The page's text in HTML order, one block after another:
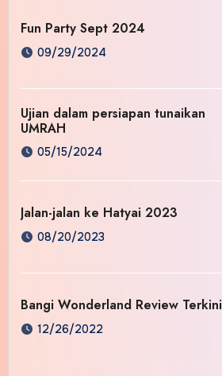
Fun Party Sept 2024
09/29/2024
Ujian dalam persiapan tunaikan
UMRAH
05/15/2024
Jalan-jalan ke Hatyai 2023
08/20/2023
Bangi Wonderland Review Terkini
12/26/2022